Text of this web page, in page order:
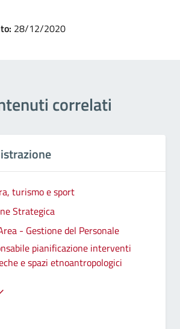
28/12/2020
correlati
turismo e sport
Strategica
- Gestione del Personale
pianificazione interventi
e spazi etnoantropologici